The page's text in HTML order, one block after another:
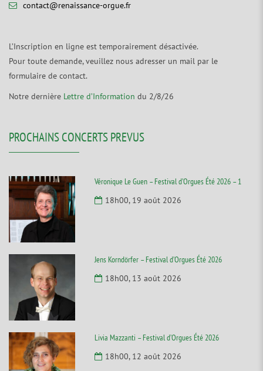
contact@renaissance-orgue.fr
L’Inscription en ligne est temporairement désactivée.
Pour toute demande, veuillez nous adresser un mail par le
formulaire de contact.
Notre dernière Lettre d’Information du 2/8/26
PROCHAINS CONCERTS PREVUS
Véronique Le Guen – Festival d’Orgues Été 2026 – 1
18h00, 19 août 2026
Jens Korndörfer – Festival d’Orgues Été 2026
18h00, 13 août 2026
Livia Mazzanti – Festival d’Orgues Été 2026
18h00, 12 août 2026